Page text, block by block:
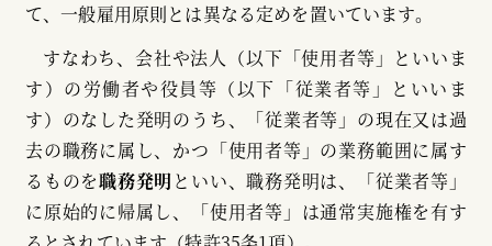
て、一般雇用原則とは異なる定めを置いています。
すなわち、会社や法人（以下「使用者等」といいま
す）の労働者や役員等（以下「従業者等」といいま
す）のなした発明のうち、「従業者等」の現在又は過
去の職務に属し、かつ「使用者等」の業務範囲に属す
るものを職務発明 といい、職務発明は、「従業者等」
に原始的に帰属し、「使用者等」は通常実施権を有す